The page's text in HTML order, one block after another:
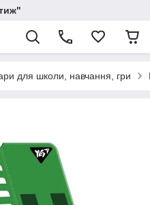
для школи, навчання, гри